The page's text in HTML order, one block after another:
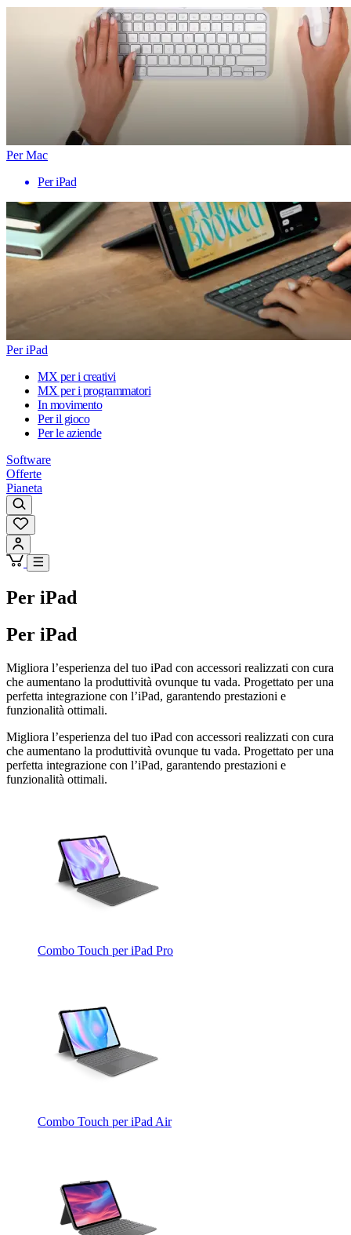
Per Mac
Per iPad
Per iPad
MX per i creativi
MX per i programmatori
In movimento
Per il gioco
Per le aziende
Software
Offerte
Pianeta
Per iPad
Per iPad
Migliora l’esperienza del tuo iPad con accessori realizzati con cura
che aumentano la produttività ovunque tu vada. Progettato per una
perfetta integrazione con l’iPad, garantendo prestazioni e
funzionalità ottimali.
Migliora l’esperienza del tuo iPad con accessori realizzati con cura
che aumentano la produttività ovunque tu vada. Progettato per una
perfetta integrazione con l’iPad, garantendo prestazioni e
funzionalità ottimali.
Combo Touch per iPad Pro
Combo Touch per iPad Air